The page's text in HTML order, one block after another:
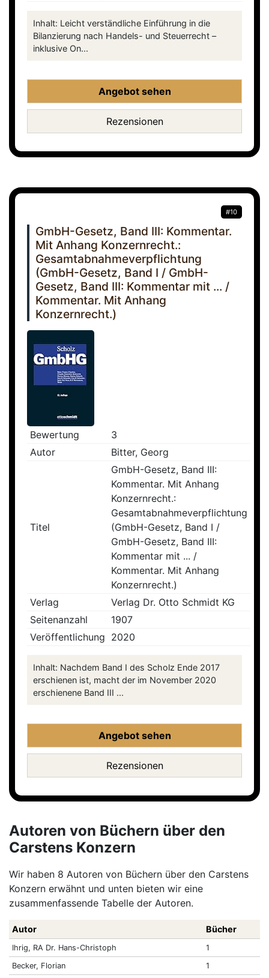
Inhalt: Leicht verständliche Einführung in die
Bilanzierung nach Handels- und Steuerrecht –
inklusive On...
Angebot sehen
Rezensionen
#10
GmbH-Gesetz, Band III: Kommentar.
Mit Anhang Konzernrecht.:
Gesamtabnahmeverpflichtung
(GmbH-Gesetz, Band I / GmbH-
Gesetz, Band III: Kommentar mit ... /
Kommentar. Mit Anhang
Konzernrecht.)
Bewertung
3
Autor
Bitter, Georg
Titel
GmbH-Gesetz, Band III:
Kommentar. Mit Anhang
Konzernrecht.:
Gesamtabnahmeverpflichtung
(GmbH-Gesetz, Band I /
GmbH-Gesetz, Band III:
Kommentar mit ... /
Kommentar. Mit Anhang
Konzernrecht.)
Verlag
Verlag Dr. Otto Schmidt KG
Seitenanzahl
1907
Veröffentlichung 2020
Inhalt: Nachdem Band I des Scholz Ende 2017
erschienen ist, macht der im November 2020
erschienene Band III ...
Angebot sehen
Rezensionen
Autoren von Büchern über den
Carstens Konzern
Wir haben 8 Autoren von Büchern über den Carstens
Konzern erwähnt und unten bieten wir eine
zusammenfassende Tabelle der Autoren.
Autor Bücher
Ihrig, RA Dr. Hans-Christoph
1
Becker, Florian
1